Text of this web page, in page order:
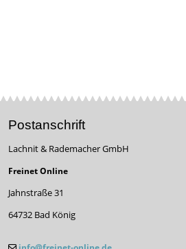
Postanschrift
Lachnit & Rademacher GmbH
Freinet Online
Jahnstraße 31
64732 Bad König